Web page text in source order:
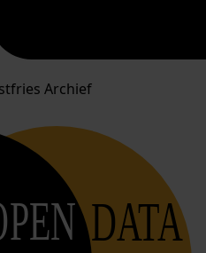
Archief
DATA